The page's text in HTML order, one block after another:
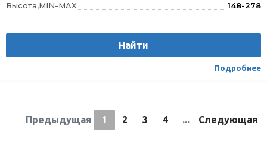
Высота,MIN-MAX
148-278
Найти
Подробнее
Предыдущая 1 2 3 4 ... Следующая